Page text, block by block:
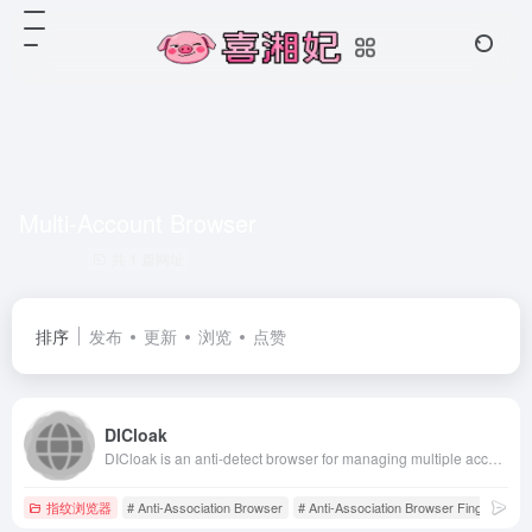
排序 发布 更新 浏览 点赞
DICloak
指纹浏览器 # Anti-Association Browser # Anti-Association Browser Fingerprint